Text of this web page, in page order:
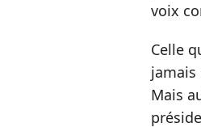
voix
Celle
jamais
Mais